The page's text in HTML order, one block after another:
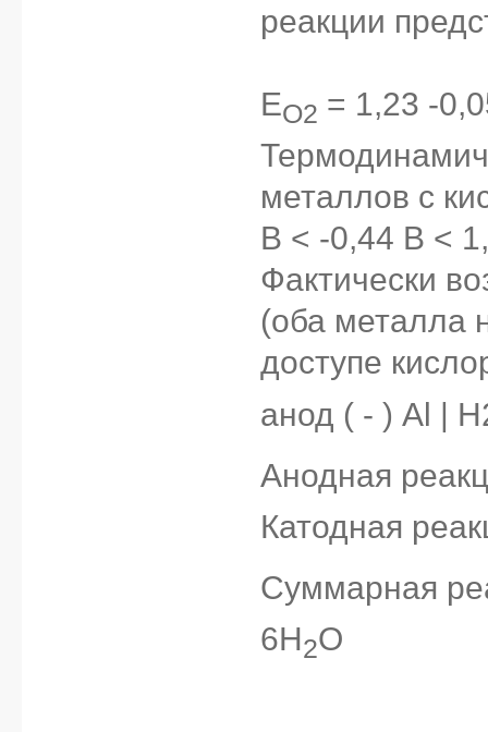
реакции
EO2 = 1,23 -
металлов с
В < -0,44 В <
Фактически
(оба металла
доступе
анод ( - ) Al |
Анодная
Катодная
Суммарная
6H2O